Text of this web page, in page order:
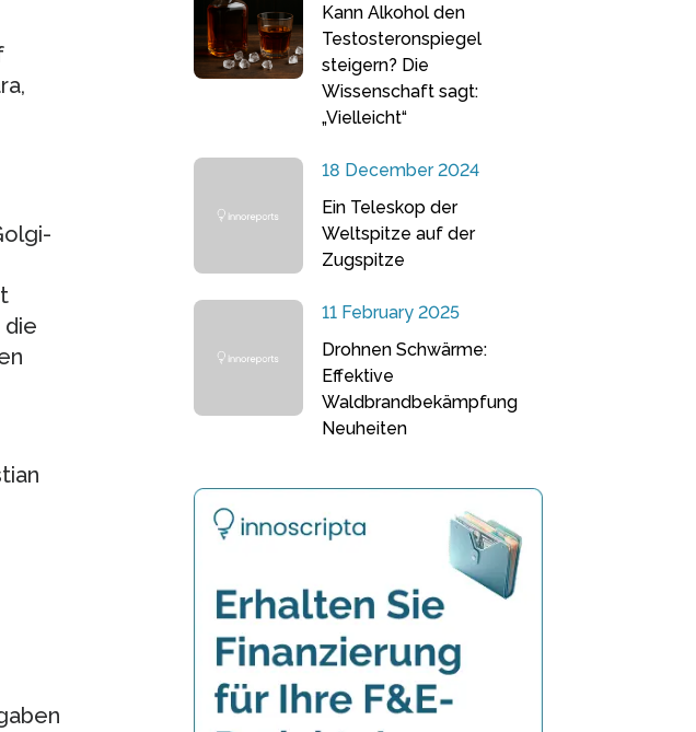
die
Kann Alkohol den
Testosteronspiegel
steigern? Die
Wissenschaft sagt:
„Vielleicht“
18 December 2024
Ein Teleskop der
Weltspitze auf der
Zugspitze
11 February 2025
Drohnen Schwärme:
Effektive
Waldbrandbekämpfung
Neuheiten